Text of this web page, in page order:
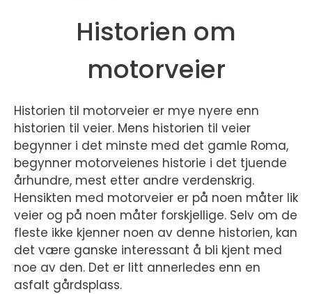
Historien om
motorveier
Historien til motorveier er mye nyere enn
historien til veier. Mens historien til veier
begynner i det minste med det gamle Roma,
begynner motorveienes historie i det tjuende
århundre, mest etter andre verdenskrig.
Hensikten med motorveier er på noen måter lik
veier og på noen måter forskjellige. Selv om de
fleste ikke kjenner noen av denne historien, kan
det være ganske interessant å bli kjent med
noe av den. Det er litt annerledes enn en
asfalt gårdsplass.